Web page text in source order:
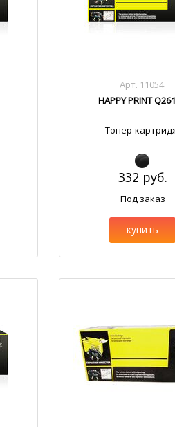
Арт. 11054
HAPPY PRINT
Тонер-
332 руб.
Под заказ
купить